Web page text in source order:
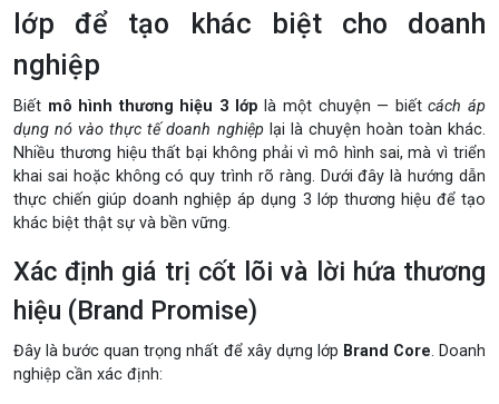
lớp để tạo khác biệt cho doanh
nghiệp
Biết mô hình thương hiệu 3 lớp là một chuyện — biếtcách áp
dụng nó vào thực tế doanh nghiệplại là chuyện hoàn toàn khác.
Nhiều thương hiệu thất bại không phải vì mô hình sai, mà vì triển
khai sai hoặc không có quy trình rõ ràng. Dưới đây là hướng dẫn
thực chiến giúp doanh nghiệp áp dụng 3 lớp thương hiệu để tạo
khác biệt thật sự và bền vững.
Xác định giá trị cốt lõi và lời hứa thương
hiệu (Brand Promise)
Đây là bước quan trọng nhất để xây dựng lớp Brand Core. Doanh
nghiệp cần xác định: